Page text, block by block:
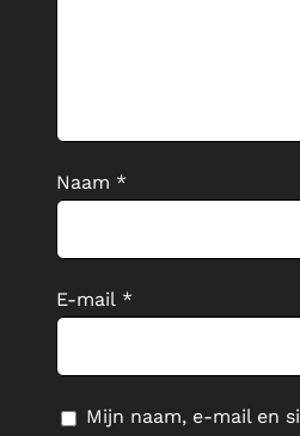
Naam *
E-mail *
Mijn naam, e-mail en